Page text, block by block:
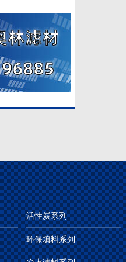
活性炭系列
环保填料系列